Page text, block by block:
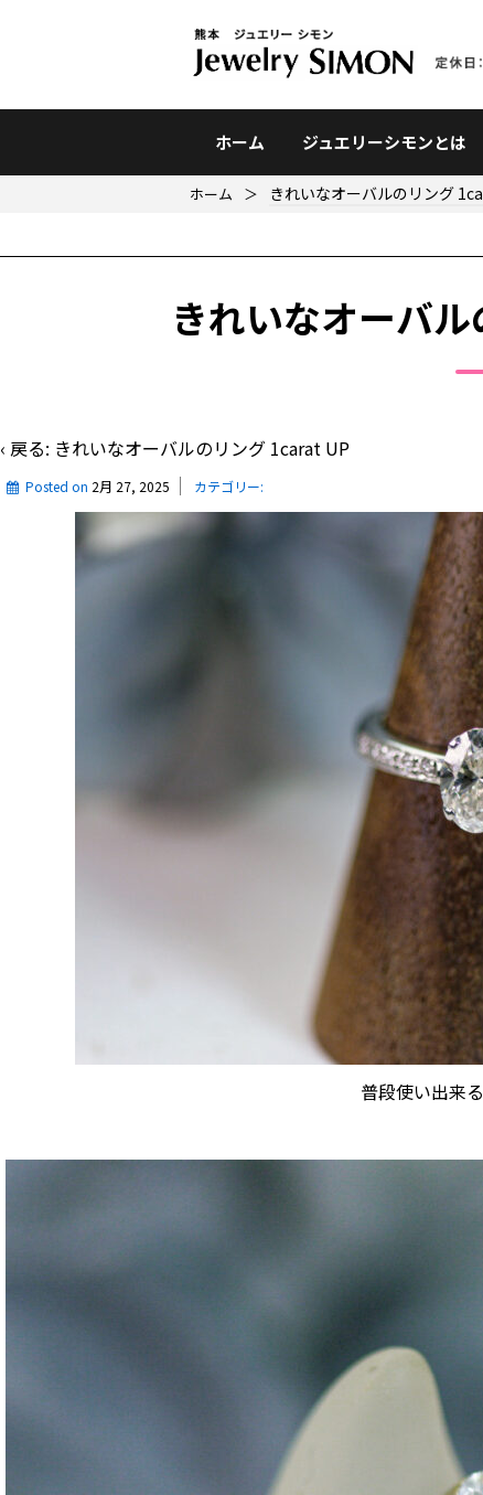
ホーム ジュエリーシモンとは
ホーム ＞ きれいなオーバルのリング
きれいなオーバ
‹ 戻る: きれいなオーバルのリング 1carat UP
Posted on 2月 27, 2025 カテゴリー:
普段使い出来